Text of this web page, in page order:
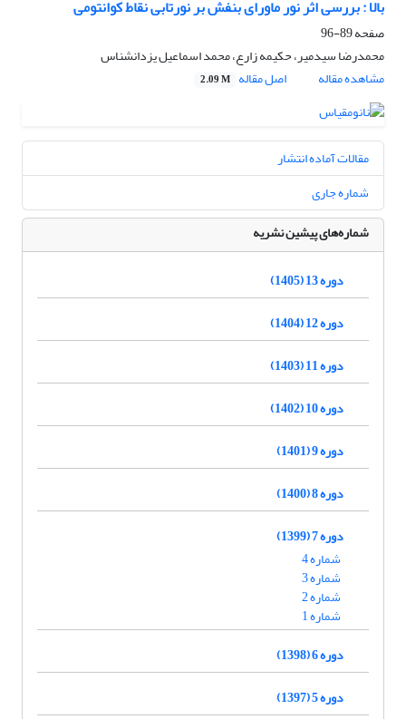
بالا : بررسی اثر نور ماورای بنفش بر نورتابی نقاط کوانتومی
صفحه89-96
محمدرضا سیدمیر، حکیمه زارع، محمد اسماعیل یزدانشناس
مشاهده مقاله
اصل مقاله 2.09 M
مقالات آماده انتشار
شماره جاری
شماره‌های پیشین نشریه
دوره 13 (1405)
دوره 12 (1404)
دوره 11 (1403)
دوره 10 (1402)
دوره 9 (1401)
دوره 8 (1400)
دوره 7 (1399)
شماره 4
شماره 3
شماره 2
شماره 1
دوره 6 (1398)
دوره 5 (1397)